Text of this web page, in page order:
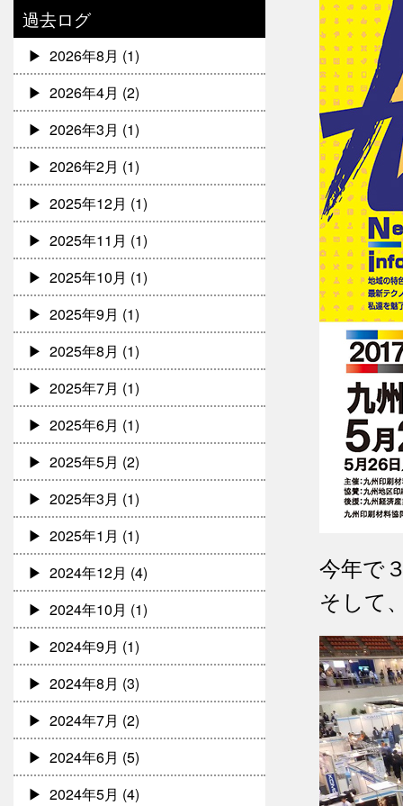
今年で
そして
過去ログ
2026年8月 (1)
2026年4月 (2)
2026年3月 (1)
2026年2月 (1)
2025年12月 (1)
2025年11月 (1)
2025年10月 (1)
2025年9月 (1)
2025年8月 (1)
2025年7月 (1)
2025年6月 (1)
2025年5月 (2)
2025年3月 (1)
2025年1月 (1)
2024年12月 (4)
2024年10月 (1)
2024年9月 (1)
2024年8月 (3)
2024年7月 (2)
2024年6月 (5)
2024年5月 (4)